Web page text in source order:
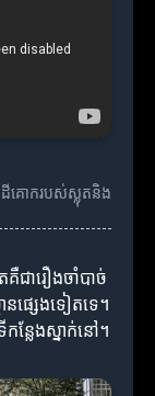
គោករបស់ស្លុតនិង
គឺជារឿងចាំបាច់
ផ្សេងទៀតទេ។
កន្លែងស្នាក់នៅ។